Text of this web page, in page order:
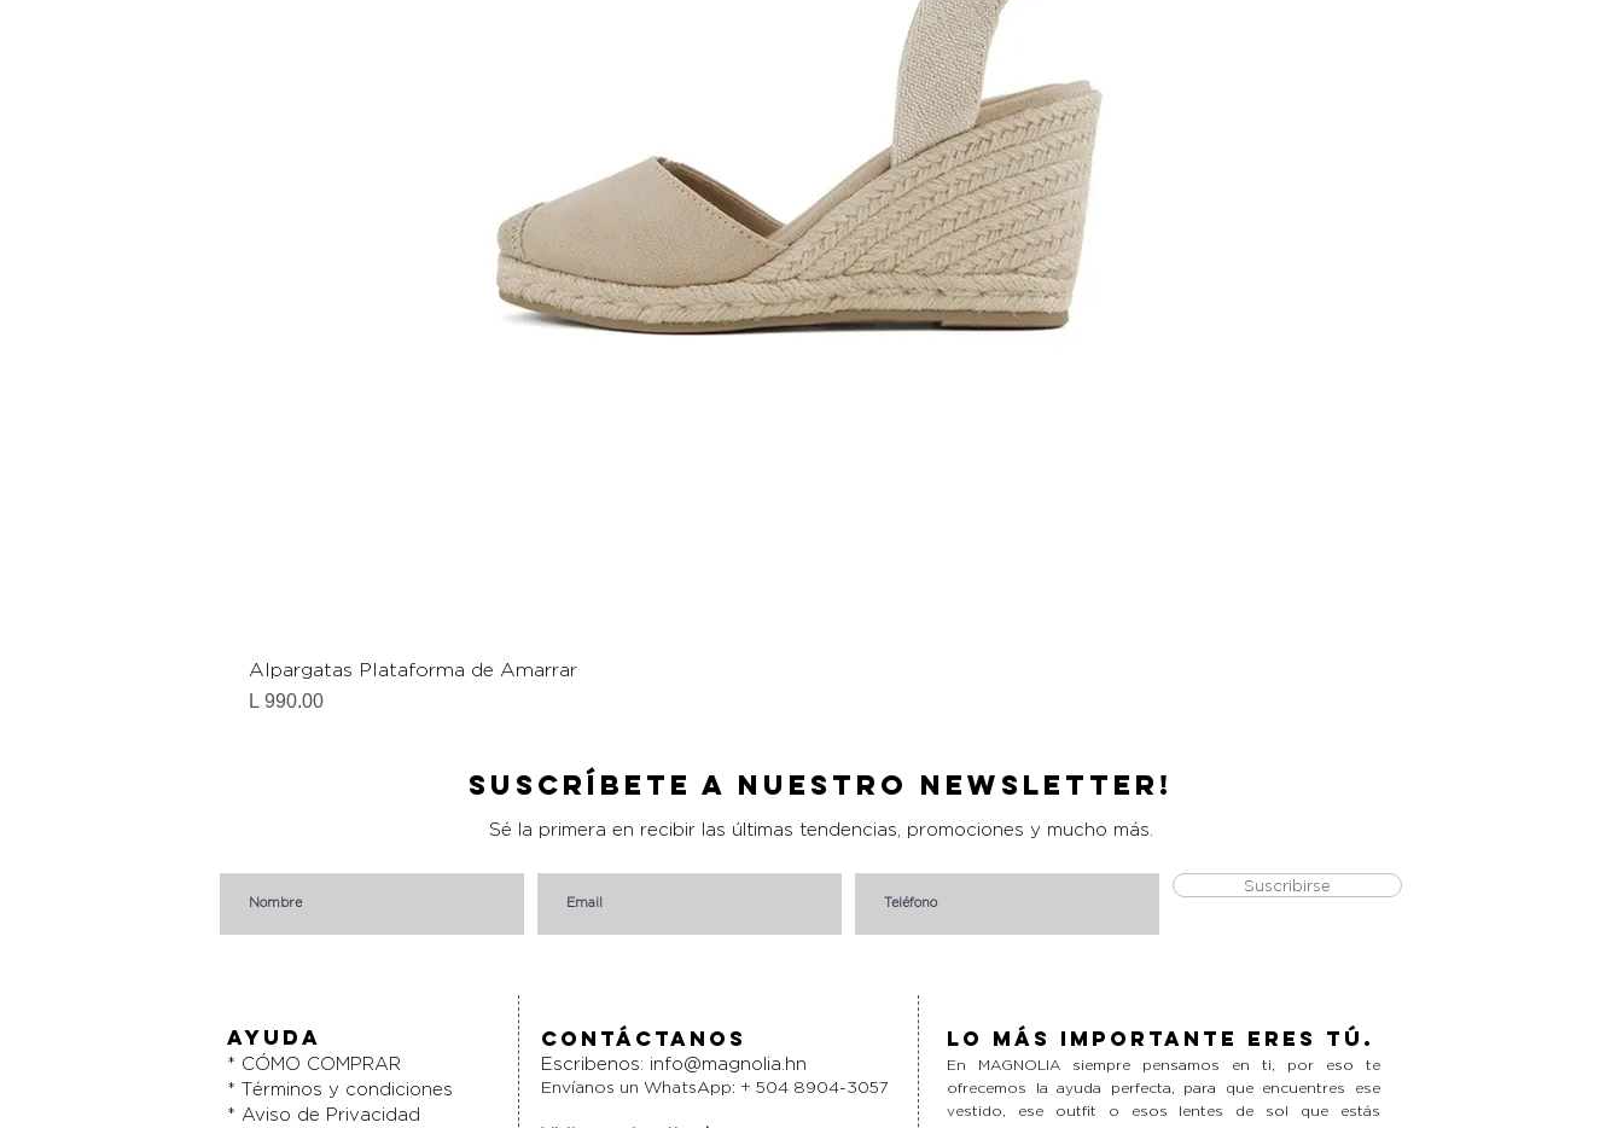
Alpargatas Plataforma de Amarrar
Precio
L 990.00
Suscríbete a nuestro Newsletter!
Sé la primera en recibir las últimas tendencias, promociones y mucho más.
Suscribirse
AYUDA
* CÓMO COMPRAR
* Términos y condiciones
* Aviso de Privacidad
Contáctanos
Escribenos: info@magnolia.hn
Envíanos un WhatsApp: + 504 8904-3057
Lo más importante eres tú.
En MAGNOLIA siempre pensamos en ti, por eso te
ofrecemos la ayuda perfecta, para que encuentres ese
vestido, ese outfit o esos lentes de sol que estás